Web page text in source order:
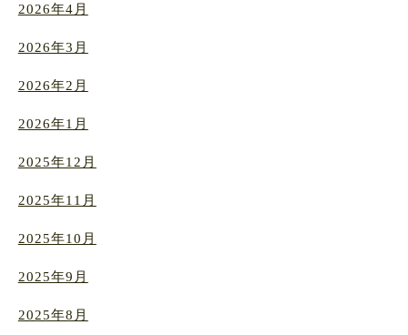
2026年4月
2026年3月
2026年2月
2026年1月
2025年12月
2025年11月
2025年10月
2025年9月
2025年8月